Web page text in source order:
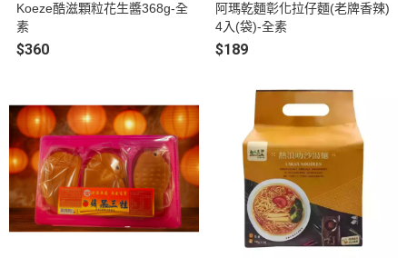
Koeze酷滋顆粒花生醬368g-全
素
$360
阿瑪乾麵彰化拉仔麵(老牌香辣)
4入(袋)-全素
$189